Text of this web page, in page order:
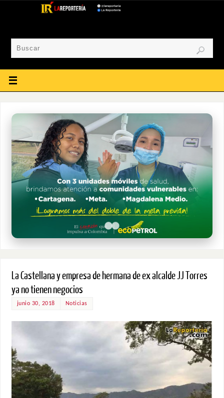
La Castellana y empresa de hermana de ex alcalde JJ Torres
ya no tienen negocios
junio 30, 2018 Noticias